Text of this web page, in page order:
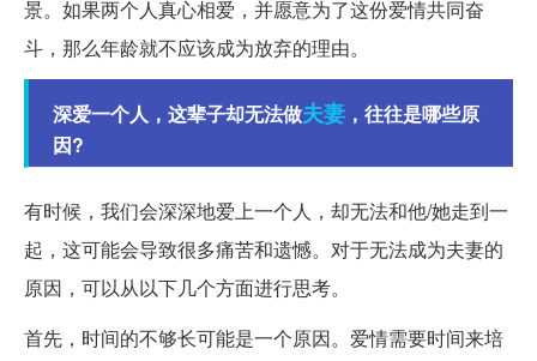
景。如果两个人真心相爱，并愿意为了这份爱情共同奋
斗，那么年龄就不应该成为放弃的理由。
深爱一个人，这辈子却无法做夫妻 ，往往是哪些原
因?
有时候，我们会深深地爱上一个人，却无法和他/她走到一
起，这可能会导致很多痛苦和遗憾。对于无法成为夫妻的
原因，可以从以下几个方面进行思考。
首先，时间的不够长可能是一个原因。爱情需要时间来培